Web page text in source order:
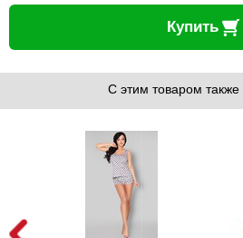
Купить
С этим товаром также